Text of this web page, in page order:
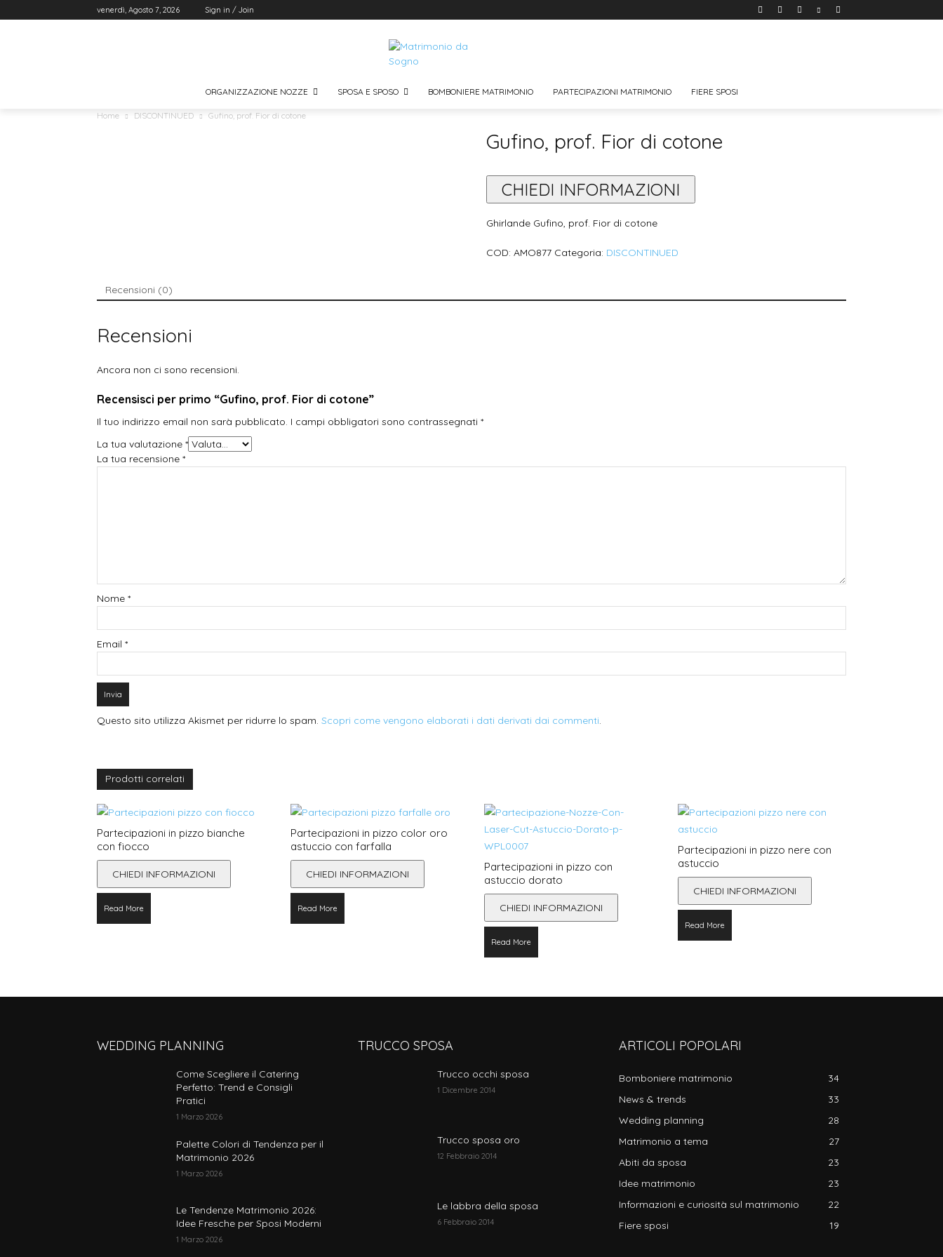
venerdì, Agosto 7, 2026 Sign in / Join
ORGANIZZAZIONE NOZZE SPOSA E SPOSO BOMBONIERE MATRIMONIO PARTECIPAZIONI MATRIMONIO FIERE SPOSI
Home DISCONTINUED Gufino, prof. Fior di cotone
Gufino, prof. Fior di cotone
CHIEDI INFORMAZIONI
Ghirlande Gufino, prof. Fior di cotone
COD:AMO877 Categoria: DISCONTINUED
Recensioni (0)
Recensioni
Ancora non ci sono recensioni.
Recensisci per primo “Gufino, prof. Fior di cotone”
Il tuo indirizzo email non sarà pubblicato. I campi obbligatori sono contrassegnati *
La tua valutazione *
La tua recensione *
Nome *
Email *
Questo sito utilizza Akismet per ridurre lo spam. Scopri come vengono elaborati i dati derivati dai commenti.
Prodotti correlati
Partecipazioni in pizzo bianche
con fiocco
CHIEDI INFORMAZIONI
Read More
Partecipazioni in pizzo color oro
astuccio con farfalla
CHIEDI INFORMAZIONI
Read More
Partecipazioni in pizzo con
astuccio dorato
CHIEDI INFORMAZIONI
Read More
Partecipazioni in pizzo nere con
astuccio
CHIEDI INFORMAZIONI
Read More
WEDDING PLANNING
Come Scegliere il Catering
Perfetto: Trend e Consigli
Pratici
1 Marzo 2026
Palette Colori di Tendenza per il
Matrimonio 2026
1 Marzo 2026
Le Tendenze Matrimonio 2026:
Idee Fresche per Sposi Moderni
1 Marzo 2026
TRUCCO SPOSA
Trucco occhi sposa
1 Dicembre 2014
Trucco sposa oro
12 Febbraio 2014
Le labbra della sposa
6 Febbraio 2014
ARTICOLI POPOLARI
Bomboniere matrimonio
34
News & trends
33
Wedding planning
28
Matrimonio a tema
27
Abiti da sposa
23
Idee matrimonio
23
Informazioni e curiosità sul matrimonio
22
Fiere sposi
19